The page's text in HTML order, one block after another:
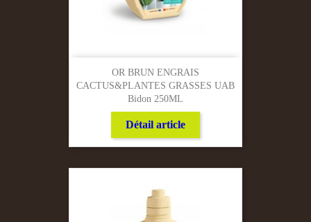
OR BRUN ENGRAIS
CACTUS&PLANTES GRASSES UAB
Bidon 250ML
Détail article